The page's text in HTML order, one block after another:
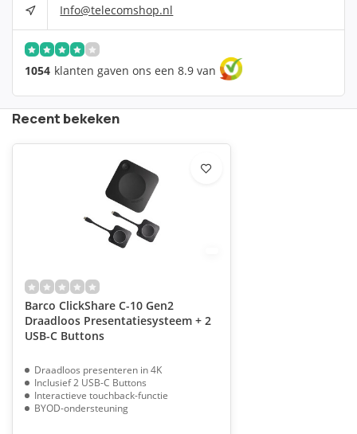
Info@telecomshop.nl
1054 klanten gaven ons een 8.9 van
Recent bekeken
Barco ClickShare C-10 Gen2
Draadloos Presentatiesysteem + 2
USB-C Buttons
Draadloos presenteren in 4K
Inclusief 2 USB-C Buttons
Interactieve touchback-functie
BYOD-ondersteuning